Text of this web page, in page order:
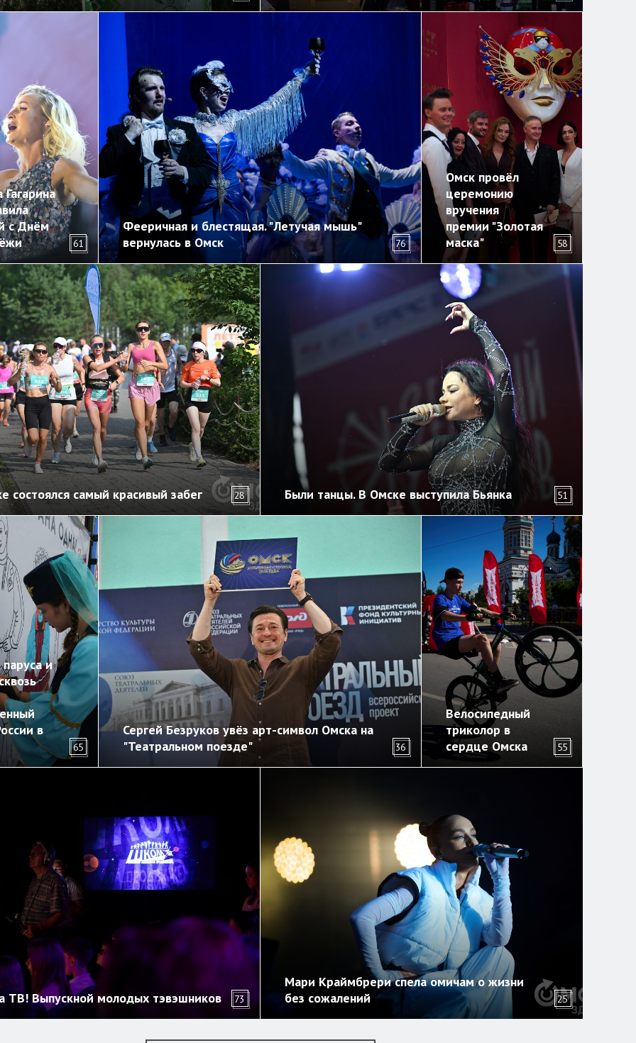
с Днём
61
Фееричная и блестящая. "Летучая мышь"
вернулась в Омск
76
Омск провёл
церемонию
вручения
премии "Золотая
маска"
58
состоялся самый красивый забег 28 Были танцы. В Омске выступила Бьянка 51
и
в
65
Сергей Безруков увёз арт-символ Омска на
"Театральном поезде"
36
Велосипедный
триколор в
сердце Омска
55
ТВ! Выпускной молодых тэвэшников 73
Мари Краймбрери спела омичам о жизни
без сожалений
25